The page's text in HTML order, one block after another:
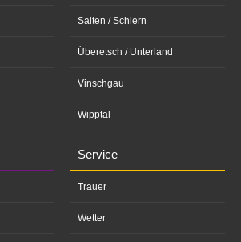
Salten / Schlern
Überetsch / Unterland
Vinschgau
Wipptal
Service
Trauer
Wetter